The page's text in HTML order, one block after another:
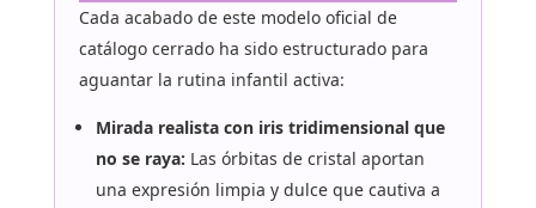
Cada acabado de este modelo oficial de
catálogo cerrado ha sido estructurado para
aguantar la rutina infantil activa:
Mirada realista con iris tridimensional que
no se raya: Las órbitas de cristal aportan
una expresión limpia y dulce que cautiva a